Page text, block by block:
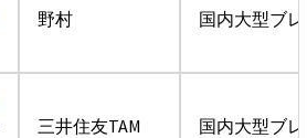
野村 国内大型ブ
三井住友TAM 国内大型ブ